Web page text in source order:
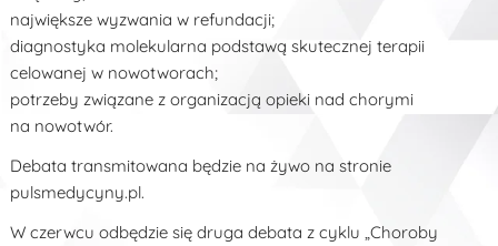
największe wyzwania w refundacji;
diagnostyka molekularna podstawą skutecznej terapii
celowanej w nowotworach;
potrzeby związane z organizacją opieki nad chorymi
na nowotwór.
Debata transmitowana będzie na żywo na stronie
pulsmedycyny.pl.
W czerwcu odbędzie się druga debata z cyklu „Choroby